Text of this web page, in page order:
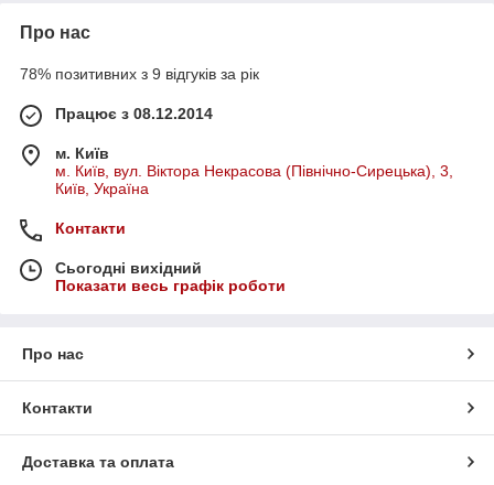
Про нас
78% позитивних з 9 відгуків за рік
Працює з 08.12.2014
м. Київ
м. Київ, вул. Віктора Некрасова (Північно-Сирецька), 3,
Київ, Україна
Контакти
Сьогодні вихідний
Показати весь графік роботи
Про нас
Контакти
Доставка та оплата